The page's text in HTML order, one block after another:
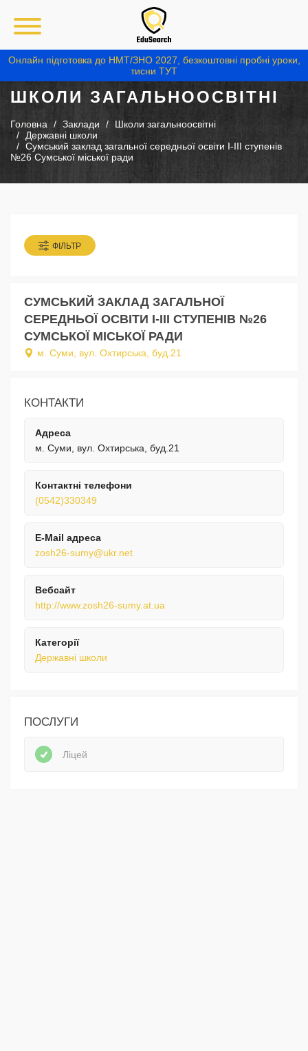
Онлайн підготовка до НМТ/ЗНО 2027, безкоштовні пробні уроки,
тисни ТУТ
ШКОЛИ ЗАГАЛЬНООСВІТНІ
Головна Заклади
Школи загальноосвітні
Державні школи
Сумський заклад загальної середньої освіти I-III ступенів
№26 Сумської міської ради
ФІЛЬТР
СУМСЬКИЙ ЗАКЛАД ЗАГАЛЬНОЇ
СЕРЕДНЬОЇ ОСВІТИ I-III СТУПЕНІВ №26
СУМСЬКОЇ МІСЬКОЇ РАДИ
м. Суми, вул. Охтирська, буд.21
КОНТАКТИ
Адреса
м. Суми, вул. Охтирська, буд.21
Контактні телефони
(0542)330349
E-Mail адреса
zosh26-sumy@ukr.net
Вебсайт
http://www.zosh26-sumy.at.ua
Категорії
Державні школи
ПОСЛУГИ
Ліцей